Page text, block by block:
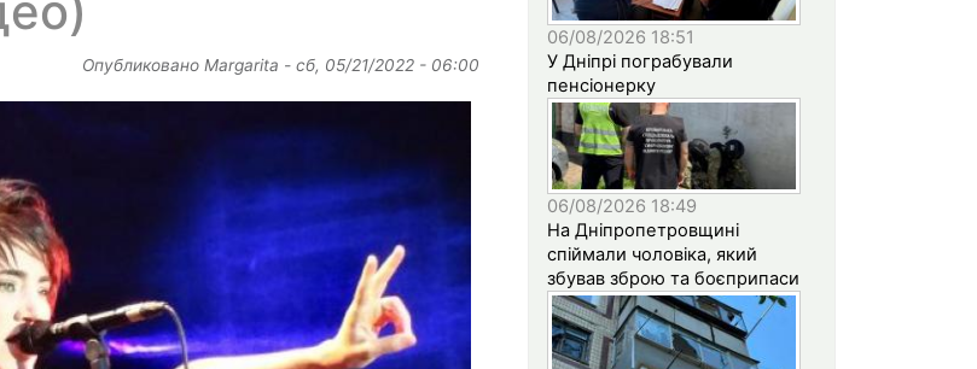
Опубликовано Margarita - сб, 05/21/2022 - 06:00
06/08/2026 18:51
У Дніпрі пограбували
пенсіонерку
06/08/2026 18:49
На Дніпропетровщині
спіймали чоловіка, який
збував зброю та боєприпаси